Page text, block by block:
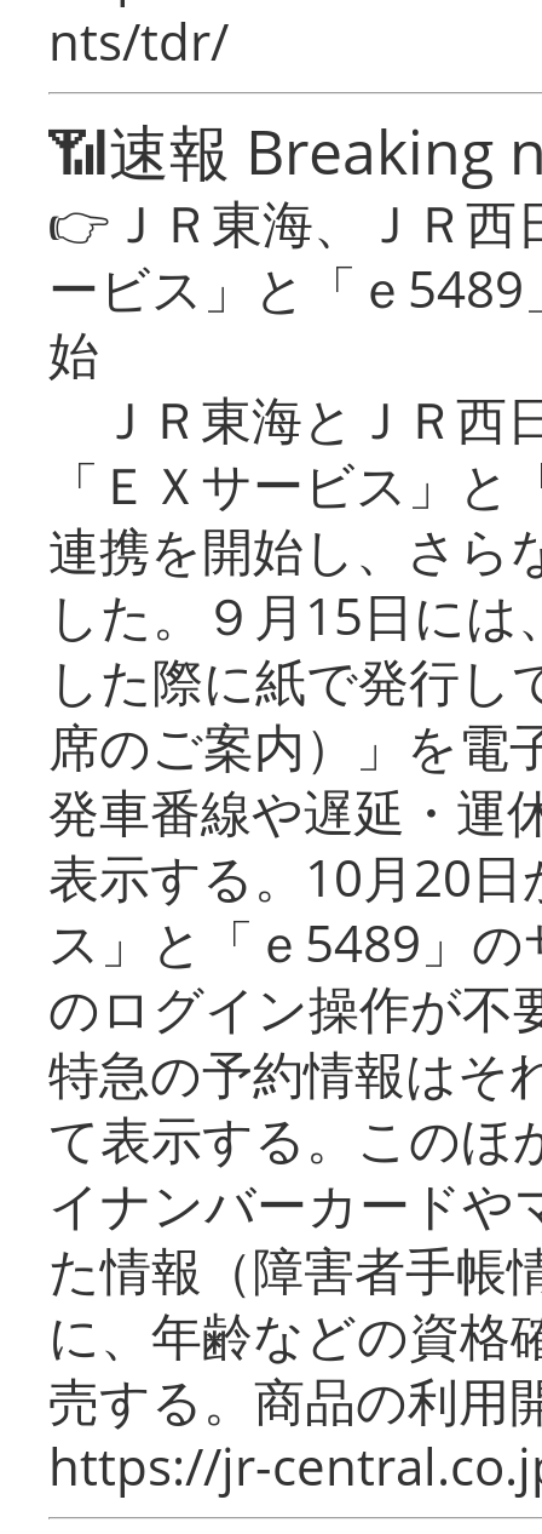
nts/tdr/
📶速報 Breaking
👉ＪＲ東海、ＪＲ
ービス」と「ｅ
始
ＪＲ東海とＪＲ西
「ＥＸサービス」
連携を開始し、さら
した。９月15日に
した際に紙で発行し
席のご案内）」を電
発車番線や遅延・運
表示する。10月20
ス」と「ｅ5489」
のログイン操作が不
特急の予約情報はそ
て表示する。このほ
イナンバーカードや
た情報（障害者手帳
に、年齢などの資格
売する。商品の利用
https://jr-